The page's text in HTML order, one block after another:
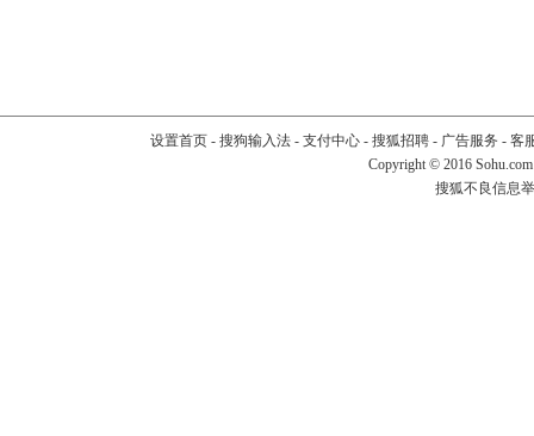
设置首页- 搜狗输入法- 支付中心- 搜狐招聘- 广告服务 - 客
Copyright © 2016
搜狐不良信息